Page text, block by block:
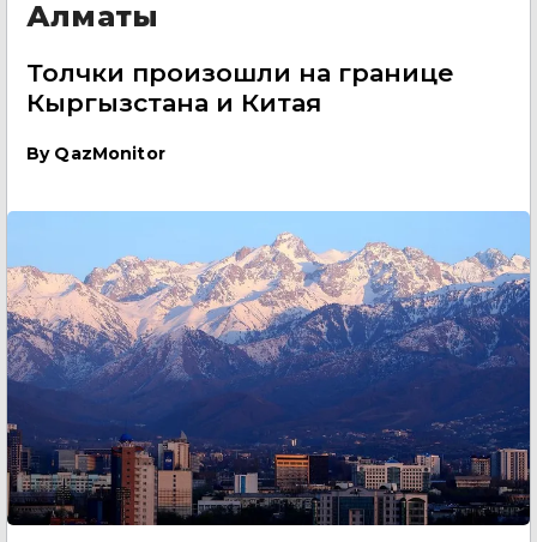
Алматы
Толчки произошли на границе
Кыргызстана и Китая
By QazMonitor